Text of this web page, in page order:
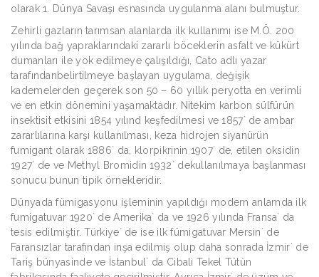
olarak 1. Dünya Savaşı esnasında uygulanma alanı bulmuştur.
Zehirli gazların tarımsan alanlarda ilk kullanımı ise M.Ö. 200
yılında bağ yapraklarındaki zararlı böceklerin asfalt ve kükürt
dumanları ile yok edilmeye çalışıldığı, Cato adlı yazar
tarafındanbelirtilmeye başlayan uygulama, değişik
kademelerden geçerek son 50 – 60 yıllık peryotta en verimli
ve en etkin dönemini yaşamaktadır. Nitekim karbon sülfürün
insektisit etkisini 1854 yılınd keşfedilmesi ve 1857` de ambar
zararlılarına karşı kullanılması, keza hidrojen siyanürün
fumigant olarak 1886` da, klorpikrinin 1907` de, etilen oksidin
1927` de ve Methyl Bromidin 1932` dekullanılmaya başlanması
sonucu bunun tipik örnekleridir.
Dünyada fümigasyonu işleminin yapıldığı modern anlamda ilk
fumigatuvar 1920` de Amerika` da ve 1926 yılında Fransa` da
tesis edilmiştir. Türkiye` de ise ilk fümigatuvar Mersin` de
Faransızlar tarafından inşa edilmiş olup daha sonrada İzmir` de
Tariş bünyasinde ve İstanbul` da Cibali Tekel Tütün